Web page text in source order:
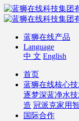
蓝狮在线产品
Language
中 文 English
首页
蓝狮在线核心
逐梦深蓝净水
造 冠派克家用
国际合作